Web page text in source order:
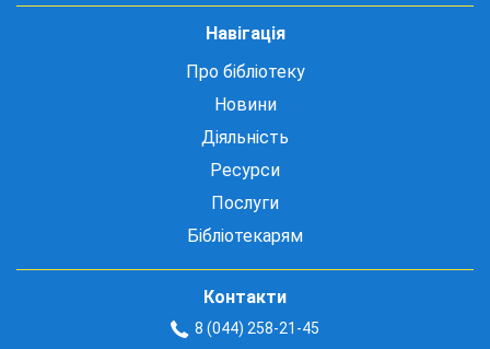
Навігація
Про бібліотеку
Новини
Діяльність
Ресурси
Послуги
Бібліотекарям
Контакти
8 (044) 258-21-45